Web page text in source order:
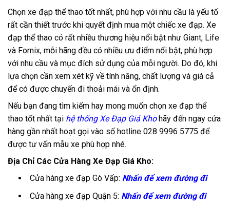
Chọn xe đạp thể thao tốt nhất, phù hợp với nhu cầu là yếu tố
rất cần thiết trước khi quyết định mua một chiếc xe đạp. Xe
đạp thể thao có rất nhiều thương hiệu nổi bật như Giant, Life
và Fornix, mỗi hãng đều có nhiều ưu điểm nổi bật, phù hợp
với nhu cầu và mục đích sử dụng của mỗi người. Do đó, khi
lựa chọn cần xem xét kỹ về tính năng, chất lượng và giá cả
để có được chuyến đi thoải mái và ổn định.
Nếu bạn đang tìm kiếm hay mong muốn chọn xe đạp thể
thao tốt nhất tại hệ thống Xe Đạp Giá Khohãy đến ngay cửa
hàng gần nhất hoạt gọi vào số hotline 028 9996 5775 để
được tư vấn mẫu xe phù hợp nhé.
Địa Chỉ Các Cửa Hàng Xe Đạp Giá Kho:
Cửa hàng xe đạp Gò Vấp: Nhấn để xem đường đi
Cửa hàng xe đạp Quận 5: Nhấn để xem đường đi